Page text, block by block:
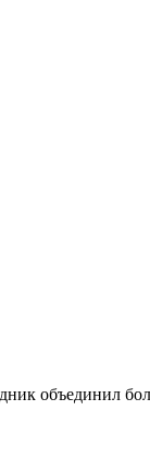
объединил